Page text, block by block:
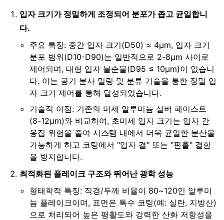
입자 크기가 정밀하게 조정되어 분포가 좁고 균일합니
다.
주요 특징: 중간 입자 크기(D50) ≈ 4μm, 입자 크기
분포 범위(D10-D90)는 일반적으로 2-8μm 사이로
제어되며, 대형 입자 불순물(D95 ≤ 10μm)이 없습니
다. 이는 공기 분사 밀링 및 분류 기술을 통한 정밀 입
자 크기 제어를 통해 달성되었습니다.
기술적 이점: 기존의 미세 알루미늄 실버 페이스트
(8-12μm)와 비교하여, 초미세 입자 크기는 입자 간
응집 위험을 줄여 시스템 내에서 더욱 균일한 분산을
가능하게 하고 코팅에서 "입자 결" 또는 "핀홀" 결함
을 방지합니다.
최적화된 플레이크 구조와 뛰어난 광학 성능
형태학적 특징: 직경/두께 비율이 80~120인 알루미
늄 플레이크이며, 표면은 특수 코팅(예: 실란, 지방산)
으로 처리되어 높은 평활도와 강력한 산화 저항성을